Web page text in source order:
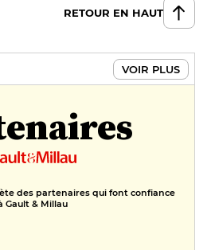
RETOUR EN HAUT
VOIR PLUS
des partenaires qui font confiance
Gault & Millau